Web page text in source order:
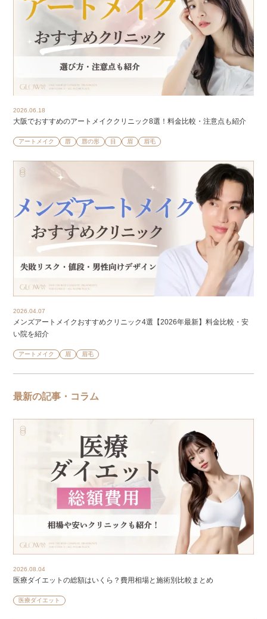
2026.06.18
大阪でおすすめのアートメイククリニック8選！料金比較・注意点も紹介
アートメイク 唇 唇の形 目 眉 眉毛
2026.04.07
メンズアートメイクおすすめクリニック4選【2026年最新】料金比較・安
い院を紹介
アートメイク 眉 眉毛
最新の記事・コラム
2026.08.04
医療ダイエットの総額はいくら？費用相場と施術別比較まとめ
医療ダイエット